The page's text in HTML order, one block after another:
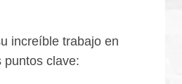
increíble trabajo en
puntos clave: